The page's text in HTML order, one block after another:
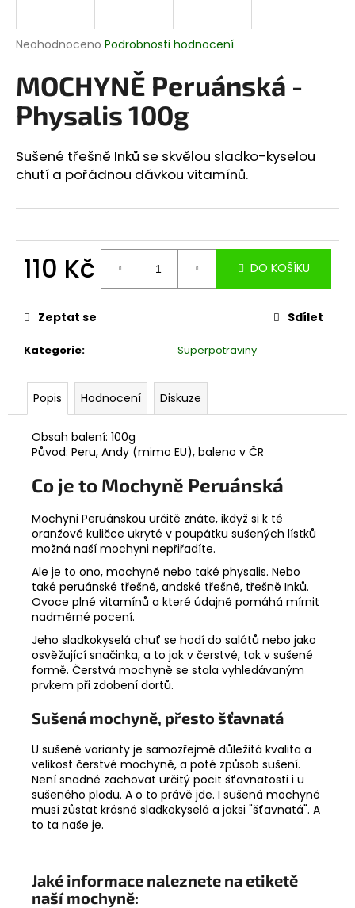
Průměrné
produktu
je
0,0
z
hvězdiček.
Neohodnoceno Podrobnosti hodnocení
MOCHYNĚ Peruánská -
Physalis 100g
Sušené třešně Inků se skvělou sladko-kyselou
chutí a pořádnou dávkou vitamínů.
110 Kč
cena:
DO KOŠÍKU
Kategorie: Superpotraviny
Zeptat se Sdílet
Popis Hodnocení Diskuze
Obsah balení: 100g
Původ: Peru, Andy (mimo EU), baleno v ČR
Co je to Mochyně Peruánská
Mochyni Peruánskou určitě znáte, ikdyž si k té
oranžové kuličce ukryté v poupátku sušených lístků
možná naší mochyni nepřiřadíte.
Ale je to ono, mochyně nebo také physalis. Nebo
také peruánské třešně, andské třešně, třešně Inků.
Ovoce plné vitamínů a které údajně pomáhá mírnit
nadměrné pocení.
Jeho sladkokyselá chuť se hodí do salátů nebo jako
osvěžující snačinka, a to jak v čerstvé, tak v sušené
formě. Čerstvá mochyně se stala vyhledávaným
prvkem při zdobení dortů.
Sušená mochyně, přesto šťavnatá
U sušené varianty je samozřejmě důležitá kvalita a
velikost čerstvé mochyně, a poté způsob sušení.
Není snadné zachovat určitý pocit šťavnatosti i u
sušeného plodu. A o to právě jde. I sušená mochyně
musí zůstat krásně sladkokyselá a jaksi "šťavnatá". A
to ta naše je.
Jaké informace naleznete na etiketě
naší mochyně:
j
t
?
HLEDAT
e
KAKAOVÉ
AZTÉCKÉ
KOŘENÍ
Kč